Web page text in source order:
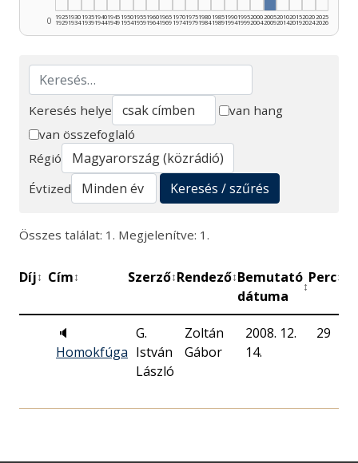
0 1925
1929
1930
1934
1935
1939
1940
1944
1945
1949
1950
1954
1955
1959
1960
1964
1965
1969
1970
1974
1975
1979
1980
1984
1985
1989
1990
1994
1995
1999
2000
2004
2005
2009
2010
2014
2015
2019
2020
2024
2025
2026
Keresés
Keresés helye
van hang
van összefoglaló
Régió
Évtized
Keresés / szűrés
Összes találat: 1. Megjelenítve: 1.
Díj↕ Cím↕ Szerző↕Rendező↕Bemutató
dátuma
↕
Perc↕
🔈
Homokfúga
G.
István
László
Zoltán
Gábor
2008. 12.
14.
29